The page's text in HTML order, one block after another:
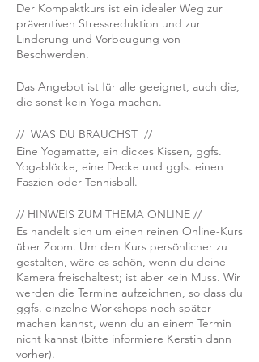
Der Kompaktkurs ist ein idealer Weg zur
präventiven Stressreduktion und zur
Linderung und Vorbeugung von
Beschwerden.
Das Angebot ist für alle geeignet, auch die,
die sonst kein Yoga machen.
// WAS DU BRAUCHST //
Eine Yogamatte, ein dickes Kissen, ggfs.
Yogablöcke, eine Decke und ggfs. einen
Faszien-oder Tennisball.
// HINWEIS ZUM THEMA ONLINE //
Es handelt sich um einen reinen Online-Kurs
über Zoom. Um den Kurs persönlicher zu
gestalten, wäre es schön, wenn du deine
Kamera freischaltest; ist aber kein Muss. Wir
werden die Termine aufzeichnen, so dass du
ggfs. einzelne Workshops noch später
machen kannst, wenn du an einem Termin
nicht kannst (bitte informiere Kerstin dann
vorher).